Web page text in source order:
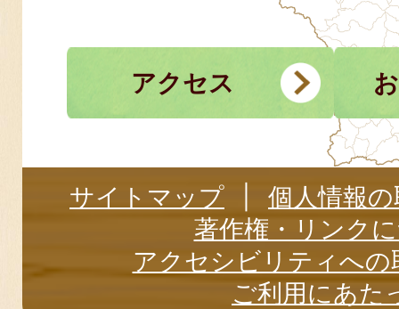
アクセス
サイトマップ
個人情報
著作権・リンク
アクセシビリティへの
ご利用にあた